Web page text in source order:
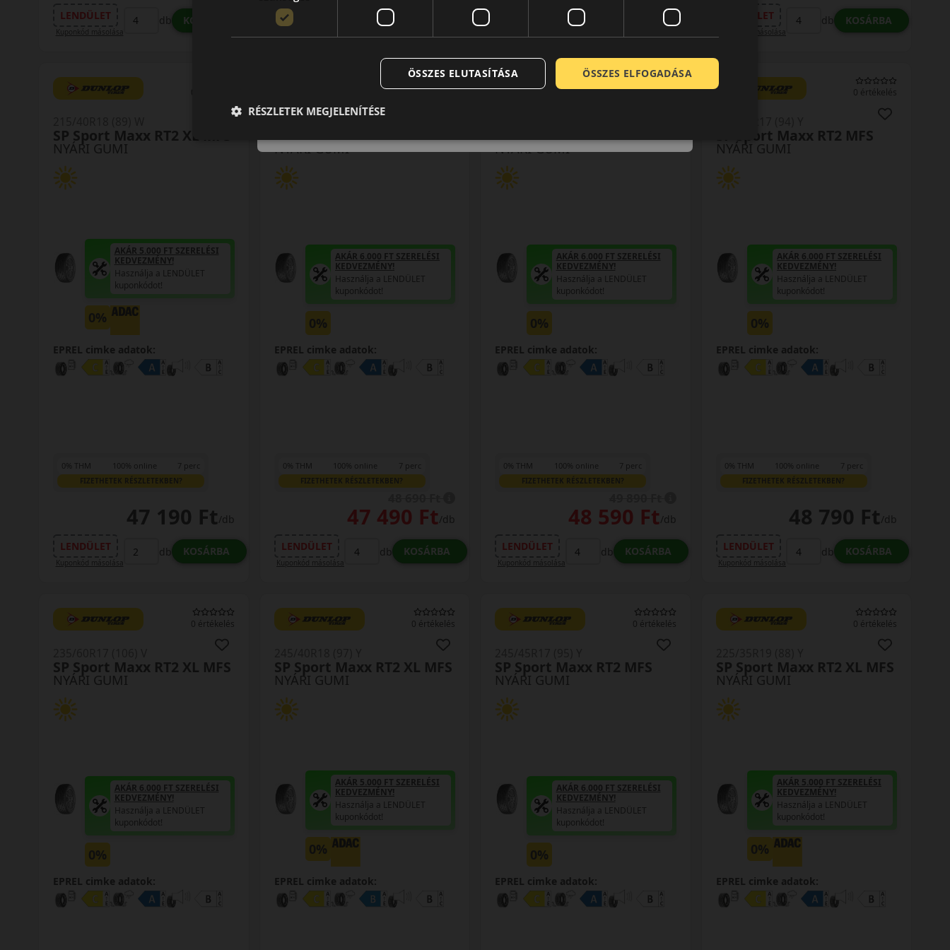
LENDÜLET
Kuponkód másolása
db KOSÁRBA
LENDÜLET
db KOSÁRBA
LENDÜLET
db KOSÁRBA
NYÁRI GUMI
SP Sport Maxx RT2 XL MFS
AKÁR 5.000 FT SZERELÉSI
KEDVEZMÉNY!
Használja a LENDÜLET
kuponkódot!
0%
EPREL cimke adatok:
0% THM 100% online 7 perc
FIZETHETEK RÉSZLETEKBEN?
47 190 Ft/db
LENDÜLET
Kuponkód másolása
db KOSÁRBA
0 értékelés
NYÁRI GUMI
SP Sport Maxx RT2 XL MFS
215/55R17 (98) W
AKÁR 6.000 FT SZERELÉSI
KEDVEZMÉNY!
Használja a LENDÜLET
kuponkódot!
0%
EPREL cimke adatok:
0% THM 100% online 7 perc
FIZETHETEK RÉSZLETEKBEN?
47 490 Ft/db
LENDÜLET
Kuponkód másolása
db KOSÁRBA
0 értékelés
NYÁRI GUMI
SP Sport Maxx RT2 XL MFS
AKÁR 6.000 FT SZERELÉSI
KEDVEZMÉNY!
Használja a LENDÜLET
kuponkódot!
0%
EPREL cimke adatok:
0% THM 100% online 7 perc
FIZETHETEK RÉSZLETEKBEN?
48 590 Ft/db
LENDÜLET
Kuponkód másolása
db KOSÁRBA
0 értékelés
NYÁRI GUMI
SP Sport Maxx RT2 MFS
AKÁR 6.000 FT SZERELÉSI
KEDVEZMÉNY!
Használja a LENDÜLET
kuponkódot!
0%
EPREL cimke adatok:
0% THM 100% online 7 perc
FIZETHETEK RÉSZLETEKBEN?
48 790 Ft/db
LENDÜLET
Kuponkód másolása
db KOSÁRBA
0 értékelés
NYÁRI GUMI
SP Sport Maxx RT2 XL MFS
AKÁR 6.000 FT SZERELÉSI
KEDVEZMÉNY!
Használja a LENDÜLET
kuponkódot!
0%
EPREL cimke adatok:
0 értékelés
NYÁRI GUMI
SP Sport Maxx RT2 XL MFS
AKÁR 5.000 FT SZERELÉSI
KEDVEZMÉNY!
Használja a LENDÜLET
kuponkódot!
0%
EPREL cimke adatok:
0 értékelés
NYÁRI GUMI
SP Sport Maxx RT2 MFS
AKÁR 6.000 FT SZERELÉSI
KEDVEZMÉNY!
Használja a LENDÜLET
kuponkódot!
0%
EPREL cimke adatok:
0 értékelés
NYÁRI GUMI
SP Sport Maxx RT2 XL MFS
AKÁR 5.000 FT SZERELÉSI
KEDVEZMÉNY!
Használja a LENDÜLET
kuponkódot!
0%
EPREL cimke adatok:
ÖSSZES ELFOGADÁSA
ÖSSZES ELUTASÍTÁSA
RÉSZLETEK MEGJELENÍTÉSE